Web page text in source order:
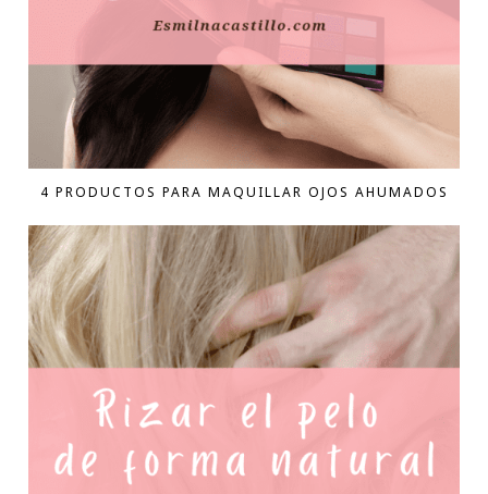
4 PRODUCTOS PARA MAQUILLAR OJOS AHUMADOS